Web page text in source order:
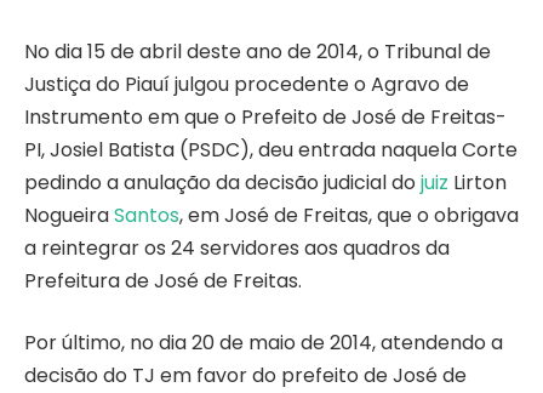
No dia 15 de abril deste ano de 2014, o Tribunal de
Justiça do Piauí julgou procedente o Agravo de
Instrumento em que o Prefeito de José de Freitas-
PI, Josiel Batista (PSDC), deu entrada naquela Corte
pedindo a anulação da decisão judicial do juiz Lirton
NogueiraSantos, em José de Freitas, que o obrigava
a reintegrar os 24 servidores aos quadros da
Prefeitura de José de Freitas.
Por último, no dia 20 de maio de 2014, atendendo a
decisão do TJ em favor do prefeito de José de